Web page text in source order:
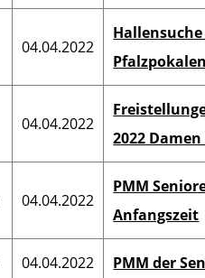
04.04.2022
04.04.2022
2022
04.04.2022
PMM
Anfangszeit
04.04.2022 PMM der